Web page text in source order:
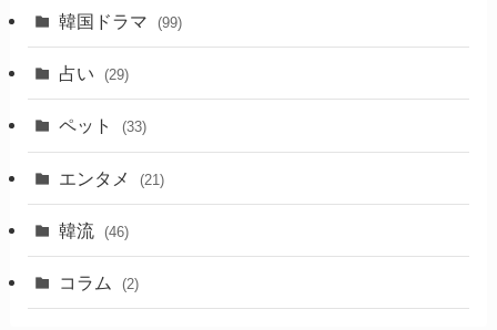
韓国ドラマ (99)
占い (29)
ペット (33)
エンタメ (21)
韓流 (46)
コラム (2)